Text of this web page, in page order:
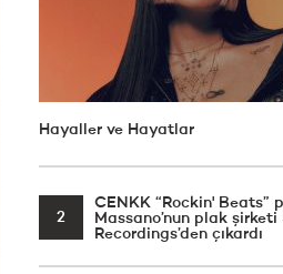
Hayaller ve Hayatlar
2
CENKK “Rockin' Beats”
Massano’nun plak
Recordings’den çıkardı